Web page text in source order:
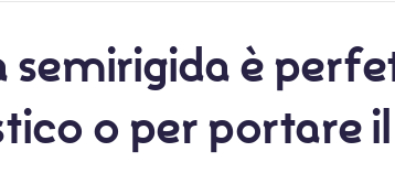
semirigidaè
o per portare